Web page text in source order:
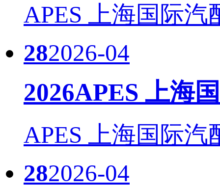
APES 上海国际
282026-04
2026APES 上海
APES 上海国际
282026-04